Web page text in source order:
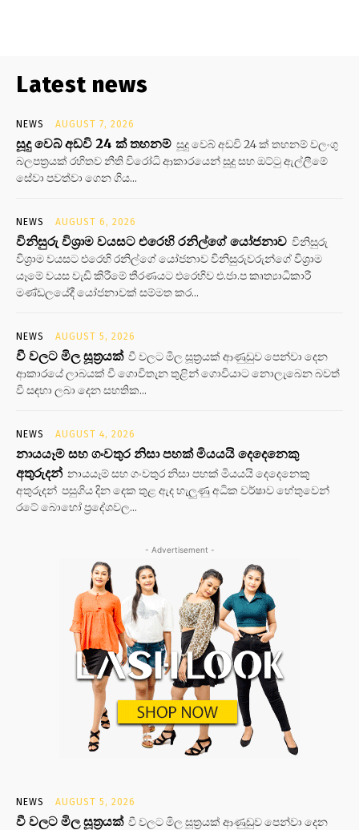
Latest news
NEWS AUGUST 7, 2026
සූදු වෙබ් අඩවි 24 ක් තහනම් සූදු වෙබ් අඩවි 24 ක් තහනම් වලංගු
බලපත්‍රයක් රහිතව නීති විරෝධි ආකාරයෙන් සූදු සහ ඔට්ටු ඇල්ලීමේ
සේවා පවත්වා ගෙන ගිය...
NEWS AUGUST 6, 2026
විනිසුරු විශ්‍රාම වයසට එරෙහි රනිල්ගේ යෝජනාව විනිසුරු
විශ්‍රාම වයසට එරෙහි රනිල්ගේ යෝජනාව විනිසුරුවරුන්ගේ විශ්‍රාම
යෑමේ වයස වැඩි කිරීමේ තීරණයට එරෙහිව එ.ජා.ප කෘත්‍යාධිකාරී
මණ්ඩලයේදී යෝජනාවක් සම්මත කර...
NEWS AUGUST 5, 2026
වී වලට මිල සූත්‍රයක් වී වලට මිල සූත්‍රයක් ආණුඩුව පෙන්වා දෙන
ආකාරයේ ලාබයක් වී ගොවිතැන තුළින් ගොවියාට නොලැබෙන බවත්
වී සඳහා ලබා දෙන සහතික...
NEWS AUGUST 4, 2026
නායයෑම් සහ ගංවතුර නිසා පහක් මියයයි දෙදෙනෙකු
අතුරුදන් නායයෑම් සහ ගංවතුර නිසා පහක් මියයයි දෙදෙනෙකු
අතුරුදන් පසුගිය දින දෙක තුළ ඇද හැලුණු අධික වර්ෂාව හේතුවෙන්
රටේ බොහෝ ප්‍රදේශවල...
- Advertisement -
NEWS AUGUST 5, 2026
වී වලට මිල සූත්‍රයක් වී වලට මිල සූත්‍රයක් ආණුඩුව පෙන්වා දෙන